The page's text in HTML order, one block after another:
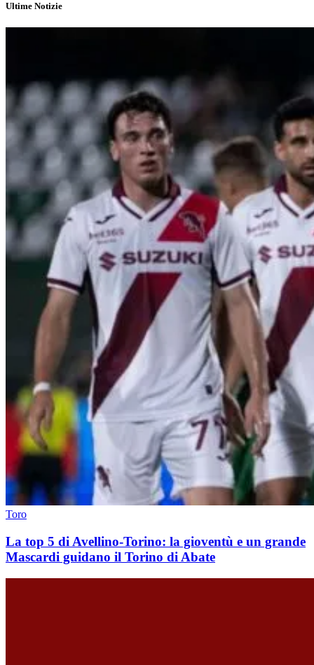
Ultime Notizie
Toro
La top 5 di Avellino-Torino: la gioventù e un grande
Mascardi guidano il Torino di Abate